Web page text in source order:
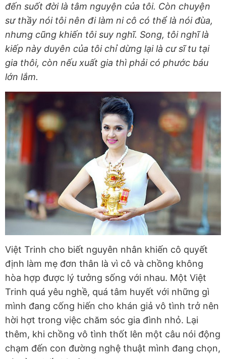
đến suốt đời là tâm nguyện của tôi. Còn chuyện
sư thầy nói tôi nên đi làm ni cô có thể là nói đùa,
nhưng cũng khiến tôi suy nghĩ. Song, tôi nghĩ là
kiếp này duyên của tôi chỉ dừng lại là cư sĩ tu tại
gia thôi, còn nếu xuất gia thì phải có phước báu
lớn lắm.
Việt Trinh cho biết nguyên nhân khiến cô quyết
định làm mẹ đơn thân là vì cô và chồng không
hòa hợp được lý tưởng sống với nhau. Một Việt
Trinh quá yêu nghề, quá tâm huyết với những gì
mình đang cống hiến cho khán giả vô tình trở nên
hời hợt trong việc chăm sóc gia đình nhỏ. Lại
thêm, khi chồng vô tình thốt lên một câu nói động
chạm đến con đường nghệ thuật mình đang chọn,